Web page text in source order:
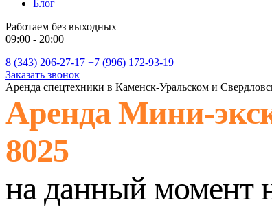
Блог
Работаем без выходных
09:00 - 20:00
8 (343) 206-27-17 +7 (996) 172-93-19
Заказать звонок
Аренда спецтехники в Каменск-Уральском и
Аренда Мини-
8025
на данный момент